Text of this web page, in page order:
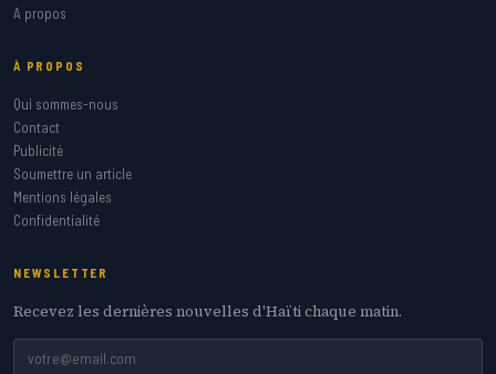
A propos
À PROPOS
Qui sommes-nous
Contact
Publicité
Soumettre un article
Mentions légales
Confidentialité
NEWSLETTER
Recevez les dernières nouvelles d'Haïti chaque matin.